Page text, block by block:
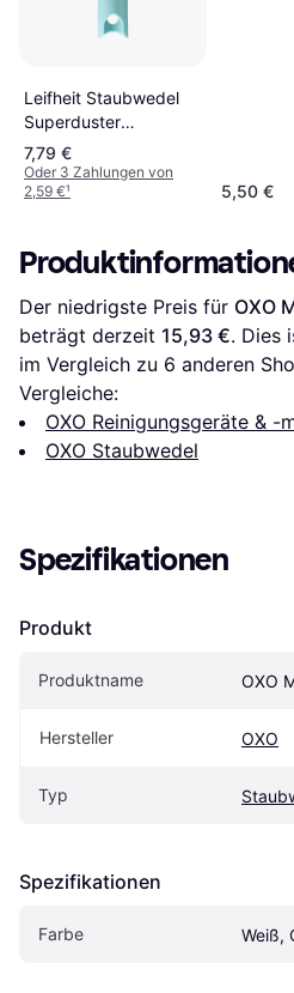
Leifheit Staubwedel
Superduster
Microfaser Türkis Weiß
7,79 €
Oder 3 Zahlungen von
2,59 €¹ 5,50 €
Der niedrigste Preis für OXO
beträgt derzeit 15,93 €. Dies
im Vergleich zu 6 anderen
Vergleiche:
OXO Reinigungsgeräte & -
OXO Staubwedel
Spezifikationen
Produkt
Produktname OXO
Hersteller OXO
Typ
Spezifikationen
Farbe Weiß,